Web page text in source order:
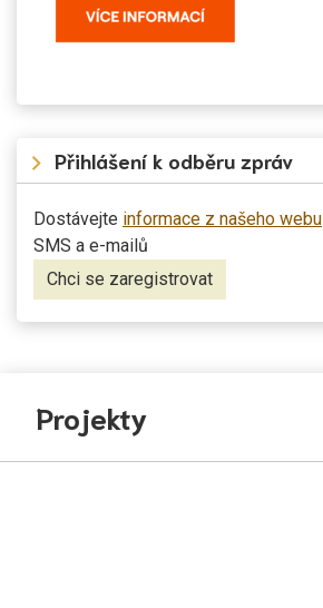
Přihlášení k odběru zpráv
Dostávejte informace z našeho webu
SMS a e-mailů
Chci se zaregistrovat
Projekty